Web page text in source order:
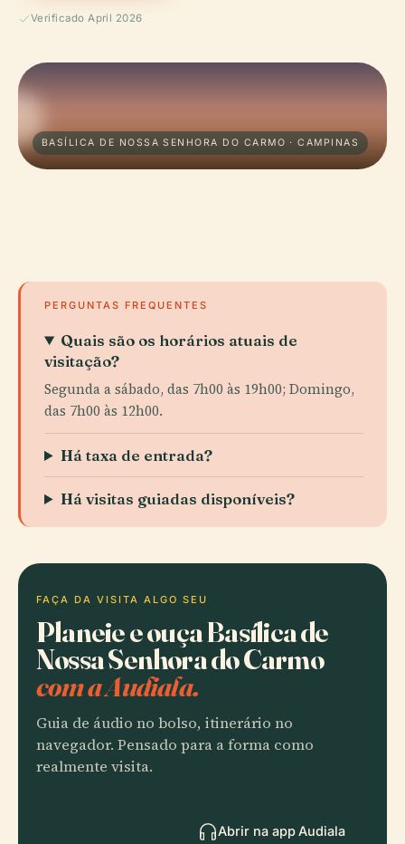
Verificado April 2026
BASÍLICA DE NOSSA SENHORA DO CARMO · CAMPINAS
PERGUNTAS FREQUENTES
Quais são os horários atuais de
visitação?
Segunda a sábado, das 7h00 às 19h00; Domingo,
das 7h00 às 12h00.
Há taxa de entrada?
Há visitas guiadas disponíveis?
FAÇA DA VISITA ALGO SEU
Planeie e ouça Basílica de
Nossa Senhora do Carmo
com a Audiala.
Guia de áudio no bolso, itinerário no
navegador. Pensado para a forma como
realmente visita.
Abrir na app Audiala